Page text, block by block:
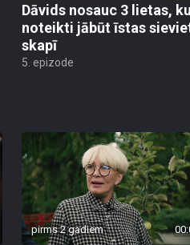
Dāvids nosauc 3 lietas,
noteikti jābūt īstas
skapī
5. epizode
pirms 2 gadiem